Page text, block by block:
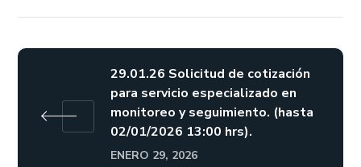
29.01.26 Solicitud de cotización
para servicio especializado en
monitoreo y seguimiento. (hasta
02/01/2026 13:00 hrs).
ENERO 29, 2026